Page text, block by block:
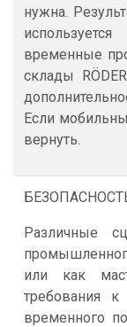
нужна.
временные
склады
Если
вернуть.
Различные
или как
требования к
временного